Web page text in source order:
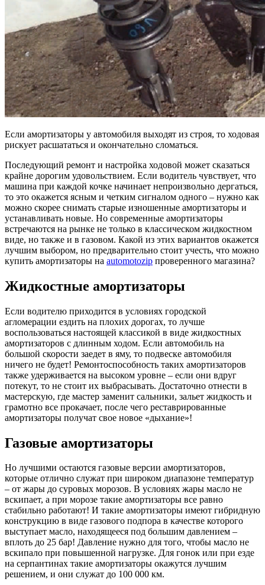
Если амортизаторы у автомобиля выходят из строя, то ходовая
рискует расшататься и окончательно сломаться.
Последующий ремонт и настройка ходовой может сказаться
крайне дорогим удовольствием. Если водитель чувствует, что
машина при каждой кочке начинает непроизвольно дергаться,
то это окажется ясным и четким сигналом одного – нужно как
можно скорее снимать старые изношенные амортизаторы и
устанавливать новые. Но современные амортизаторы
встречаются на рынке не только в классическом жидкостном
виде, но также и в газовом. Какой из этих вариантов окажется
лучшим выбором, но предварительно стоит учесть, что можно
купить амортизаторы на automotozip проверенного магазина?
Жидкостные амортизаторы
Если водителю приходится в условиях городской
агломерации ездить на плохих дорогах, то лучше
воспользоваться настоящей классикой в виде жидкостных
амортизаторов с длинным ходом. Если автомобиль на
большой скорости заедет в яму, то подвеске автомобиля
ничего не будет! Ремонтоспособность таких амортизаторов
также удерживается на высоком уровне – если они вдруг
потекут, то не стоит их выбрасывать. Достаточно отнести в
мастерскую, где мастер заменит сальники, зальет жидкость и
грамотно все прокачает, после чего реставрированные
амортизаторы получат свое новое «дыхание»!
Газовые амортизаторы
Но лучшими остаются газовые версии амортизаторов,
которые отлично служат при широком диапазоне температур
– от жары до суровых морозов. В условиях жары масло не
вскипает, а при морозе такие амортизаторы все равно
стабильно работают! И такие амортизаторы имеют гибридную
конструкцию в виде газового подпора в качестве которого
выступает масло, находящееся под большим давлением –
вплоть до 25 бар! Давление нужно для того, чтобы масло не
вскипало при повышенной нагрузке. Для гонок или при езде
на серпантинах такие амортизаторы окажутся лучшим
решением, и они служат до 100 000 км.